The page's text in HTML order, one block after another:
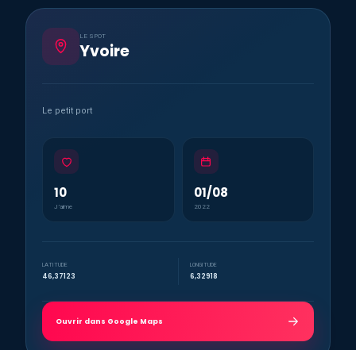
LE SPOT
Yvoire
Le petit port
10
J’aime
01/08
2022
LATITUDE
46,37123
LONGITUDE
6,32918
Ouvrir dans Google Maps